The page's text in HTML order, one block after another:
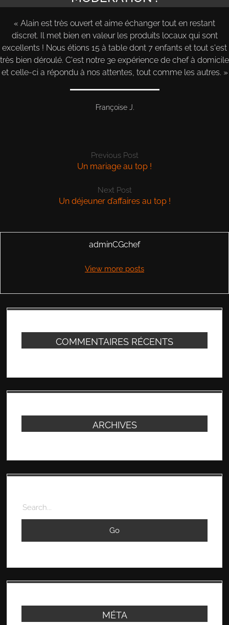
Alain est très ouvert et aime échanger tout en restant
discret. Il met bien en valeur les produits locaux qui sont
excellents ! Nous étions 15 à table dont 7 enfants et tout s'est
très bien déroulé. C'est notre 3e expérience de chef à domicile
et celle-ci a répondu à nos attentes, tout comme les autres.
Françoise J.
Previous Post
Un mariage au top !
Next Post
Un déjeuner d’affaires au top !
adminCGchef
View more posts
COMMENTAIRES RÉCENTS
ARCHIVES
Search
MÉTA